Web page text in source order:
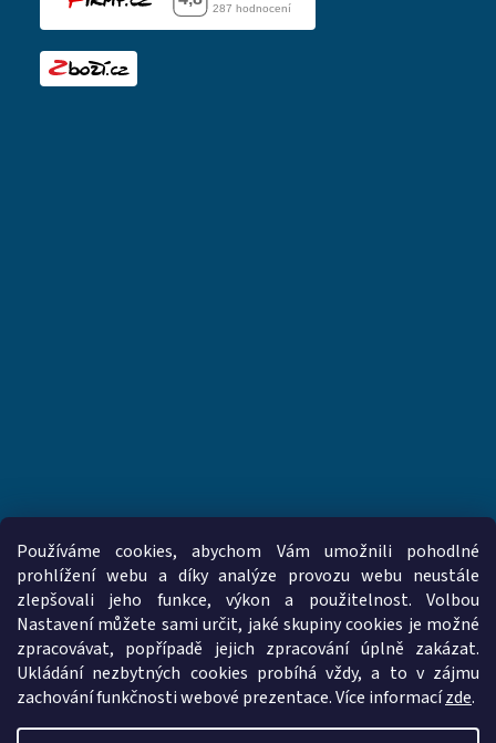
Používáme cookies, abychom Vám umožnili pohodlné
prohlížení webu a díky analýze provozu webu neustále
zlepšovali jeho funkce, výkon a použitelnost. Volbou
Nastavení můžete sami určit, jaké skupiny cookies je možné
zpracovávat, popřípadě jejich zpracování úplně zakázat.
Ukládání nezbytných cookies probíhá vždy, a to v zájmu
zachování funkčnosti webové prezentace. Více informacízde.
www.vzduchotechnika-ventilatory.cz www.palmat.cz
Vytvořil Shoptet